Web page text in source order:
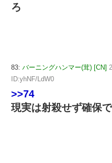
ろ
83: バーニングハンマー(茸) [CN]
ID:yhNF/LdW0
>>74
現実は射殺せず確保